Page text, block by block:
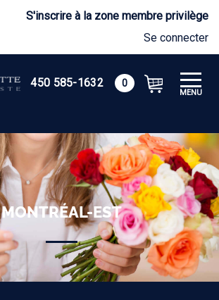
S'inscrire à la zone membre privilège
Se connecter
450 585-1632 0
MONTRÉAL-EST
MENU